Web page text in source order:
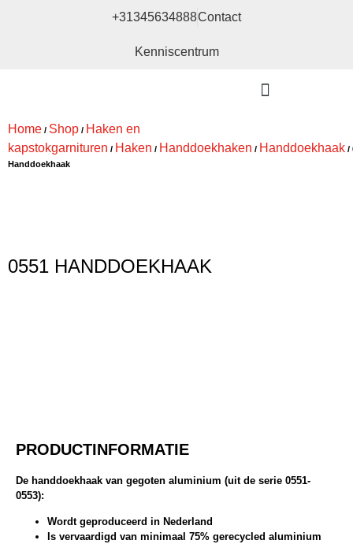
+31345634888Contact
Kenniscentrum
Home / Shop / Haken en
kapstokgarnituren / Haken / Handdoekhaken / Handdoekhaak /
Handdoekhaak
0551 HANDDOEKHAAK
PRODUCTINFORMATIE
De handdoekhaak van gegoten aluminium (uit de serie 0551-
0553):
Wordt geproduceerd in Nederland
Is vervaardigd van minimaal 75% gerecycled aluminium